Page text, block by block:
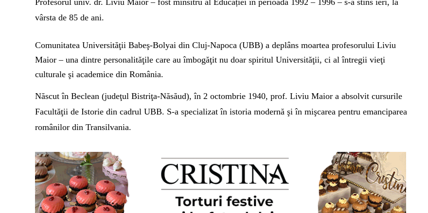
Profesorul univ. dr. Liviu Maior – fost minsitru al Educației în perioada 1992 – 1996 – s-a stins ieri, la
vârsta de 85 de ani.
Comunitatea Universităţii Babeş-Bolyai din Cluj-Napoca (UBB) a deplâns moartea profesorului Liviu
Maior – una dintre personalităţile care au îmbogăţit nu doar spiritul Universităţii, ci al întregii vieţi
culturale şi academice din România.
Născut în Beclean (judeţul Bistriţa-Năsăud), în 2 octombrie 1940, prof. Liviu Maior a absolvit cursurile
Facultăţii de Istorie din cadrul UBB. S-a specializat în istoria modernă şi în mişcarea pentru emanciparea
românilor din Transilvania.